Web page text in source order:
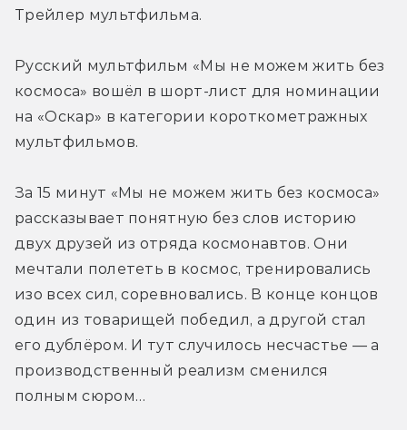
Трейлер мультфильма.
Русский мультфильм «Мы не можем жить без
космоса» вошёл в шорт-лист для номинации
на «Оскар» в категории короткометражных
мультфильмов.
За 15 минут «Мы не можем жить без космоса»
рассказывает понятную без слов историю
двух друзей из отряда космонавтов. Они
мечтали полететь в космос, тренировались
изо всех сил, соревновались. В конце концов
один из товарищей победил, а другой стал
его дублёром. И тут случилось несчастье — а
производственный реализм сменился
полным сюром…